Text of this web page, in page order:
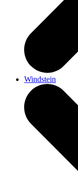
Windstein